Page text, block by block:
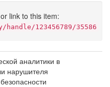
link to this item:
123456789/35586
аналитики в
нарушителя